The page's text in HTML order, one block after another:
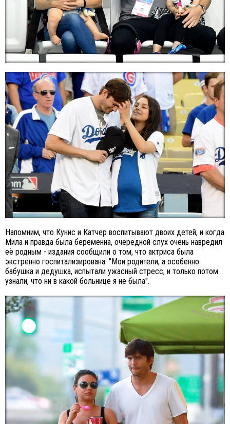
Напомним, что Кунис и Катчер воспитывают двоих детей, и когда
Мила и правда была беременна, очередной слух очень навредил
её родным - издания сообщили о том, что актриса была
экстренно госпитализирована: "Мои родители, а особенно
бабушка и дедушка, испытали ужасный стресс, и только потом
узнали, что ни в какой больнице я не была".